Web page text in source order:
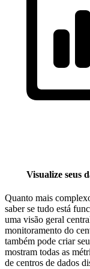
Visualize seus
Quanto mais
saber se tudo está
uma visão geral
monitoramento do
também pode criar
mostram todas as
de centros de dados